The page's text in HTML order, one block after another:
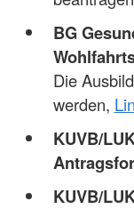
BG
Die
werden,
KUVB/
KUVB/